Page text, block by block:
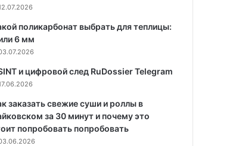
поликарбонат выбрать для теплицы:
6 мм
и цифровой след RuDossier Telegram
заказать свежие суши и роллы в
за 30 минут и почему это
попробовать попробовать